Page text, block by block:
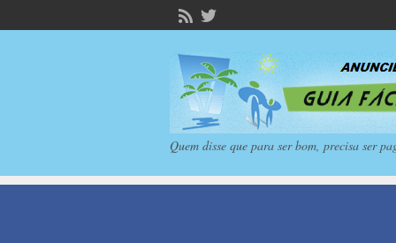
Quem disse que para ser bom, precisa ser